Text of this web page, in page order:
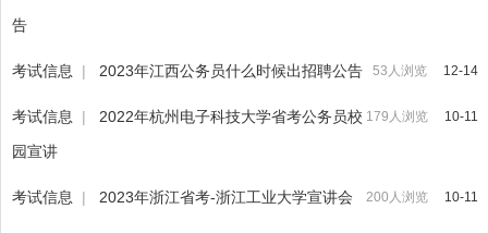
告
12-14
53人浏览
考试信息 | 2023年江西公务员什么时候出招聘公告
10-11
179人浏览
考试信息 |
2022年杭州电子科技大学省考公务员校
园宣讲
10-11
200人浏览
考试信息 | 2023年浙江省考-浙江工业大学宣讲会